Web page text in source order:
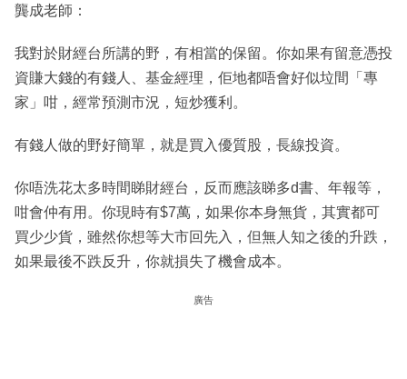
龔成老師：
我對於財經台所講的野，有相當的保留。你如果有留意憑投
資賺大錢的有錢人、基金經理，佢地都唔會好似垃間「專
家」咁，經常預測市況，短炒獲利。
有錢人做的野好簡單，就是買入優質股，長線投資。
你唔洗花太多時間睇財經台，反而應該睇多d書、年報等，
咁會仲有用。你現時有$7萬，如果你本身無貨，其實都可
買少少貨，雖然你想等大市回先入，但無人知之後的升跌，
如果最後不跌反升，你就損失了機會成本。
廣告